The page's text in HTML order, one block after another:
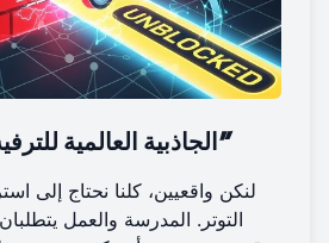
الجاذبية العالمية للترفيه "ما وراء الحظر"
لنكن واقعيين، كلنا نحتاج إلى
التوتر. المدرسة والعمل